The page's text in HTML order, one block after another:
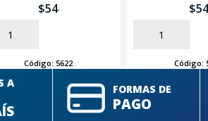
$54
Código: 5622
$54
AÑADIR
Código:
A
FORMAS DE
PAGO